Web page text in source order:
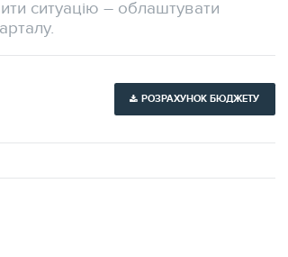
ситуацію – облаштувати
РОЗРАХУНОК БЮДЖЕТУ